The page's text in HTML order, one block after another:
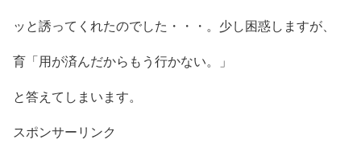
ッと誘ってくれたのでした・・・。少し困惑しますが、
育「用が済んだからもう行かない。」
と答えてしまいます。
スポンサーリンク